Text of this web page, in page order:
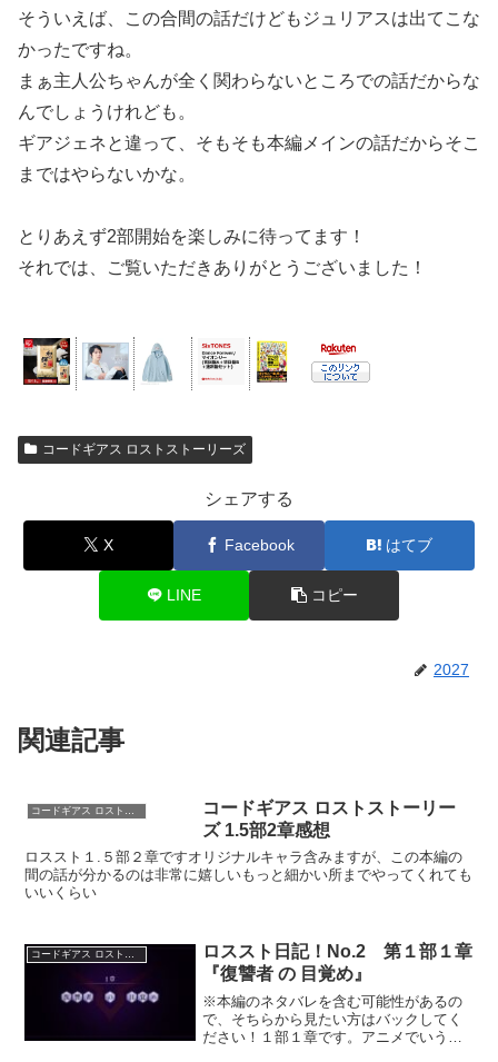
そういえば、この合間の話だけどもジュリアスは出てこな
かったですね。
まぁ主人公ちゃんが全く関わらないところでの話だからな
んでしょうけれども。
ギアジェネと違って、そもそも本編メインの話だからそこ
まではやらないかな。
とりあえず2部開始を楽しみに待ってます！
それでは、ご覧いただきありがとうございました！
コードギアス ロストストーリーズ
シェアする
X Facebook はてブ
LINE コピー
2027
関連記事
コードギアス ロストストーリーズ
コードギアス ロストストーリー
ズ 1.5部2章感想
ロススト１.５部２章ですオリジナルキャラ含みますが、この本編の
間の話が分かるのは非常に嬉しいもっと細かい所までやってくれても
いいくらい
コードギアス ロストストーリーズ
ロススト日記！No.2 第１部１章
『復讐者 の 目覚め』
※本編のネタバレを含む可能性があるの
で、そちらから見たい方はバックしてく
ださい！１部１章です。アニメでいう